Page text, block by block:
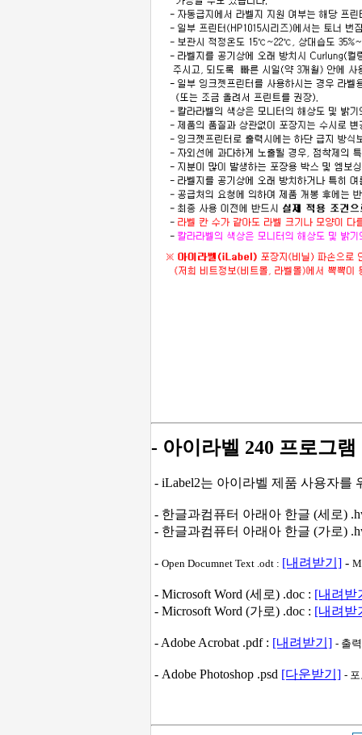
- 아이라벨 240 프로그
- iLabel2는 아이라벨 제품 사용자
- 한글과컴퓨터 아래아 한글 (세로)
- 한글과컴퓨터 아래아 한글 (가로)
- Open Documnet Text .odt : [내려받기] -
- Microsoft Word (세로) .doc : [내려받
- Microsoft Word (가로) .doc : [내려받
- Adobe Acrobat .pdf : [내려받기] - 출
- Adobe Photoshop .psd [다운받기] -